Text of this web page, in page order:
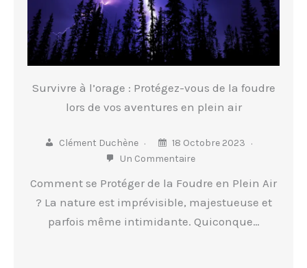
Survivre à l’orage : Protégez-vous de la foudre
lors de vos aventures en plein air
Clément Duchène
18 Octobre 2023
Un Commentaire
Comment se Protéger de la Foudre en Plein Air
? La nature est imprévisible, majestueuse et
parfois même intimidante. Quiconque…